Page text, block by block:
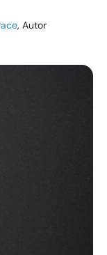
, Autor